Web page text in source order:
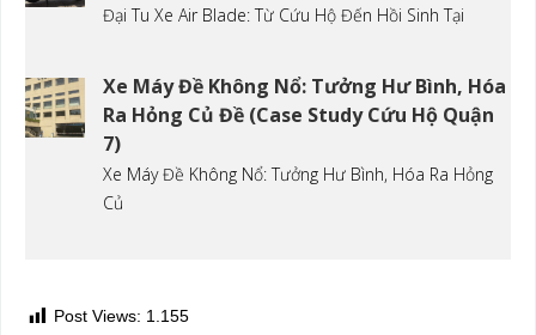
Đại Tu Xe Air Blade: Từ Cứu Hộ Đến Hồi Sinh Tại
Xe Máy Đề Không Nổ: Tưởng Hư Bình, Hóa
Ra Hỏng Củ Đề (Case Study Cứu Hộ Quận
7)
Xe Máy Đề Không Nổ: Tưởng Hư Bình, Hóa Ra Hỏng
Củ
Post Views: 1.155